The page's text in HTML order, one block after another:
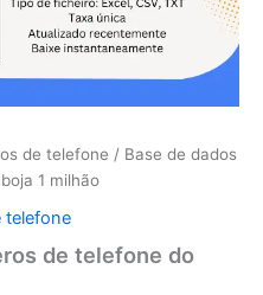
de telefone / Base de dados
1 milhão
telefone
de telefone do